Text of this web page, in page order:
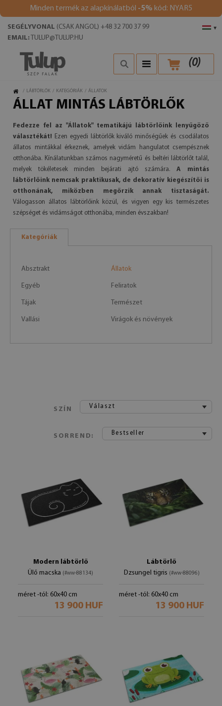
Minden termék az alapkínálatból -5% kód: NYAR5
▾
SEGÉLYVONAL (CSAK ANGOL) +48 32 700 37 99
EMAIL: TULUP@TULUP.HU
(0)
/ LÁBTÖRLŐK / KATEGÓRIÁK / ÁLLATOK
ÁLLAT MINTÁS LÁBTÖRLŐK
Fedezze fel az "Állatok" tematikájú lábtörlőink lenyűgöző
választékát! Ezen egyedi lábtörlők kiváló minőségűek és csodálatos
állatos mintákkal érkeznek, amelyek vidám hangulatot csempésznek
otthonába. Kínálatunkban számos nagyméretű és beltéri lábtörlőt talál,
melyek tökéletesek minden bejárati ajtó számára.A mintás
lábtörlőink nemcsak praktikusak, de dekoratív kiegészítői is
otthonának, miközben megőrzik annak tisztaságát.
Válogasson állatos lábtörlőink közül, és vigyen egy kis természetes
szépséget és vidámságot otthonába, minden évszakban!
Kategóriák
Absztrakt Állatok
Egyéb Feliratok
Tájak Természet
Vallási Virágok és növények
SZÍN Választ
SORREND: Bestseller
Modern lábtörlő
Ülő macska (#ww-88134)
méret -tól: 60x40 cm
13 900 HUF
Lábtörlő
Dzsungel tigris (#ww-88096)
méret -tól: 60x40 cm
13 900 HUF